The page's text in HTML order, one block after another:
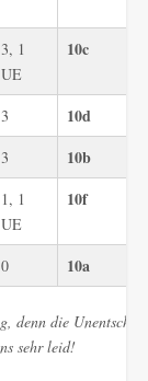
3, 1
UE
10c
3 10d
3 10b
1, 1
UE
10f
0 10a
denn die
sehr leid!